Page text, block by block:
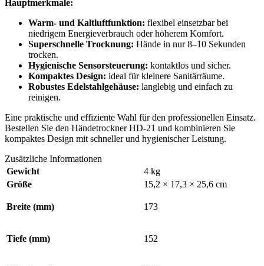
Hauptmerkmale:
Warm- und Kaltluftfunktion: flexibel einsetzbar bei
niedrigem Energieverbrauch oder höherem Komfort.
Superschnelle Trocknung: Hände in nur 8–10 Sekunden
trocken.
Hygienische Sensorsteuerung: kontaktlos und sicher.
Kompaktes Design: ideal für kleinere Sanitärräume.
Robustes Edelstahlgehäuse: langlebig und einfach zu
reinigen.
Eine praktische und effiziente Wahl für den professionellen Einsatz.
Bestellen Sie den Händetrockner HD-21 und kombinieren Sie
kompaktes Design mit schneller und hygienischer Leistung.
Zusätzliche Informationen
Gewicht
4 kg
Größe
15,2 × 17,3 × 25,6 cm
Breite (mm) 173
Tiefe (mm) 152